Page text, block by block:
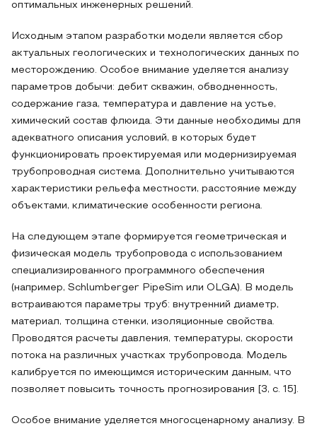
оптимальных инженерных решений.
Исходным этапом разработки модели является сбор
актуальных геологических и технологических данных по
месторождению. Особое внимание уделяется анализу
параметров добычи: дебит скважин, обводненность,
содержание газа, температура и давление на устье,
химический состав флюида. Эти данные необходимы для
адекватного описания условий, в которых будет
функционировать проектируемая или модернизируемая
трубопроводная система. Дополнительно учитываются
характеристики рельефа местности, расстояние между
объектами, климатические особенности региона.
На следующем этапе формируется геометрическая и
физическая модель трубопровода с использованием
специализированного программного обеспечения
(например, Schlumberger PipeSim или OLGA). В модель
встраиваются параметры труб: внутренний диаметр,
материал, толщина стенки, изоляционные свойства.
Проводятся расчеты давления, температуры, скорости
потока на различных участках трубопровода. Модель
калибруется по имеющимся историческим данным, что
позволяет повысить точность прогнозирования [3, c. 15].
Особое внимание уделяется многосценарному анализу. В